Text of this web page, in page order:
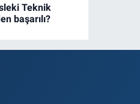
Teknik
başarılı?